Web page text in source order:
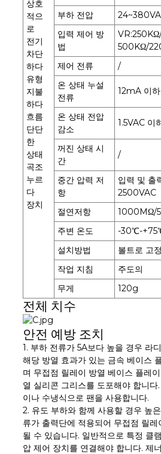
상호
적으
로
전기
차단
하다
유형
지불
하다
흐름
단단
한
상태
곡조
누르
다
장치
부하 전압
입력 제어 방
법
500KΩ/
제어 전류
/
온 상태 누설
전류
12mA 이하
온 상태 전압
감소
1.5VAC 이
꺼진 상태 시
간
/
중간 압력 저
항
입력 및 출
2500VAC
절연저항
1000MΩ/
주변 온도
-30℃-
설치방법
볼트로 고
작업 지침
주도의
무게
120g
전체 치수
안전 예방 조치
1. 부하 전류가 5A보다 높을 경우 라
해당 방열 효과가 있는 금속 베이스
며 무접점 릴레이 방열 베이스 플레
열 실리콘 그리스를 도포해야 합니
이나 수냉식으로 팬을 사용합니다.
2. 유도 부하와 함께 사용할 경우 높
류가 출력단에 적용되어 무접점 릴
될 수 있습니다. 일반적으로 특정 클
압 제어 장치를 연결해야 합니다. 제